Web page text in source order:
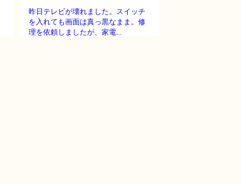
昨日テレビが壊れました。スイッチ
を入れても画面は真っ黒なまま。修
理を依頼しましたが、家電...